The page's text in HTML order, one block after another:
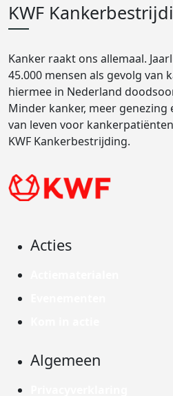
KWF
Kanker raakt ons allemaal.
45.000 mensen als gevolg van
hiermee in Nederland
Minder kanker, meer
van leven voor
KWF Kankerbestrijding.
Acties
Algemeen